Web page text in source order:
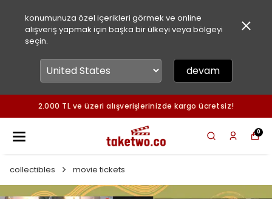
konumunuza özel içerikleri görmek ve online
alışveriş yapmak için başka bir ülkeyi veya bölgeyi
seçin.
devam
2.000 TL ve üzeri alışverişlerinizde kargo ücretsiz!
0
collectibles movie tickets